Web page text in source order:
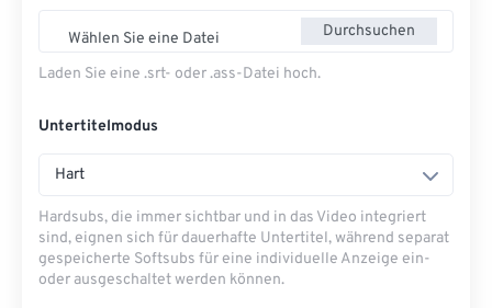
Wählen Sie eine Datei Durchsuchen
Laden Sie eine .srt- oder .ass-Datei hoch.
Untertitelmodus
Hart
Hardsubs, die immer sichtbar und in das Video integriert
sind, eignen sich für dauerhafte Untertitel, während separat
gespeicherte Softsubs für eine individuelle Anzeige ein-
oder ausgeschaltet werden können.